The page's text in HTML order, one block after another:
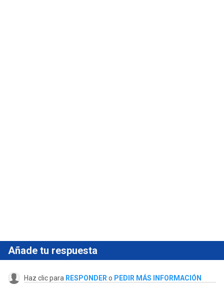
Añade tu respuesta
Haz clic para RESPONDER o PEDIR MÁS INFORMACIÓN